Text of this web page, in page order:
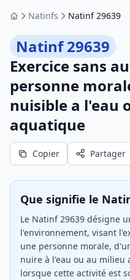
AccueilNatinfs Natinf 29639
Natinf 29639
Exercice sans
personne
nuisible a l'eau
aquatique
Copier Partager
Que signifie le
Le Natinf 29639 désigne
l'environnement, visant
une personne morale,
nuire à l'eau ou au
lorsque cette activité est